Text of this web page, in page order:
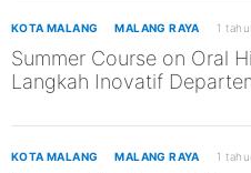
KOTA MALANG MALANG RAYA 1
Summer Course on Oral
Langkah Inovatif
KOTA MALANG MALANG RAYA 1